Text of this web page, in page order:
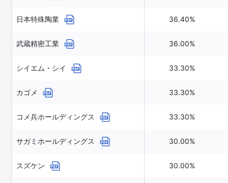
日本特殊陶業 36.40%
武蔵精密工業 36.00%
シイエム・シイ 33.30%
カゴメ 33.30%
コメ兵ホールディングス 33.30%
サガミホールディングス 30.00%
スズケン 30.00%